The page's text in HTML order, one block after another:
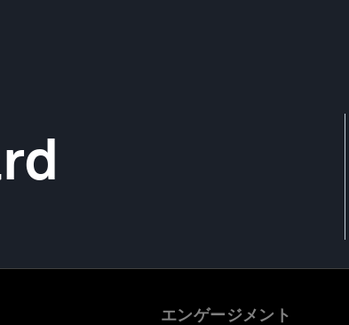
エンゲージメント